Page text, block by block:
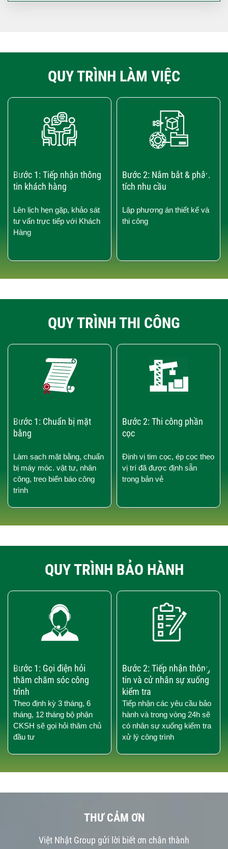
QUY TRÌNH LÀM VIỆC
Bước 1: Tiếp nhận thông
tin khách hàng
Lên lịch hẹn gặp, khảo sát
tư vấn trực tiếp với Khách
Hàng
Bước 2: Nắm bắt & phân
tích nhu cầu
Lập phương án thiết kế và
thi công
›
‹
QUY TRÌNH THI CÔNG
Bước 1: Chuẩn bị mặt
bằng
Làm sạch mặt bằng, chuẩn
bị máy móc. vật tư, nhân
công, treo biển báo công
trình
Bước 2: Thi công phần
cọc
Định vị tim cọc, ép cọc theo
vị trí đã được định sẵn
trong bản vẻ
›
‹
QUY TRÌNH BẢO HÀNH
Bước 1: Gọi điện hỏi
thăm chăm sóc công
trình
Theo định kỳ 3 tháng, 6
tháng, 12 tháng bộ phận
CKSH sẽ gọi hỏi thăm chủ
đầu tư
Bước 2: Tiếp nhận thông
tin và cử nhân sự xuống
kiểm tra
Tiếp nhận các yêu cầu bảo
hành và trong vòng 24h sẽ
có nhân sự xuống kiểm tra
xử lý công trình
›
‹
THƯ CẢM ƠN
Việt Nhật Group gửi lời biết ơn chân thành